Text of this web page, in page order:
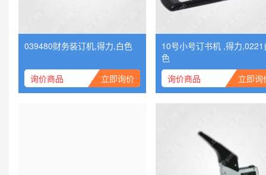
039480财务装订机,得力,白色
询价商品 立即询价
10号小号订书机 ,得力,0221
色
询价商品
立即询